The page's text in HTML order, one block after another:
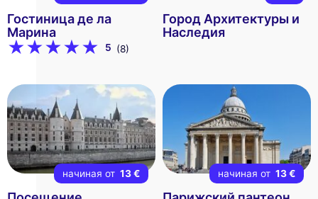
Гостиница де ла
Марина
5 (8)
Город Архитектуры и
Наследия
начиная от 13 € начиная от 13 €